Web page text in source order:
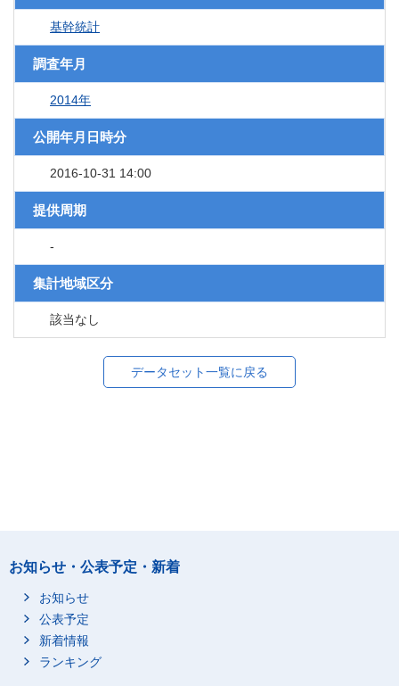
基幹統計
調査年月
2014年
公開年月日時分
2016-10-31 14:00
提供周期
-
集計地域区分
該当なし
データセット一覧に戻る
お知らせ・公表予定・新着
お知らせ
公表予定
新着情報
ランキング